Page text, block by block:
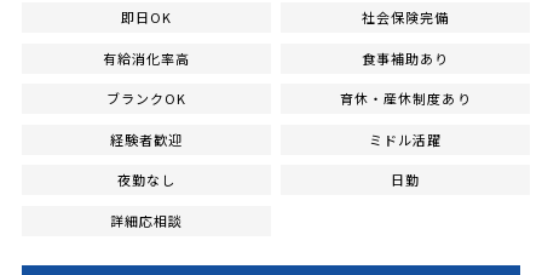
即日OK 社会保険完備
有給消化率高 食事補助あり
ブランクOK 育休・産休制度あり
経験者歓迎 ミドル活躍
夜勤なし 日勤
詳細応相談